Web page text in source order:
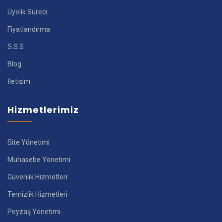
Üyelik Süreci
Fiyatlandırma
S.S.S
Blog
İletişim
Hizmetlerimiz
Site Yönetimi
Muhasebe Yönetimi
Güvenlik Hizmetleri
Temizlik Hizmetleri
Peyzaş Yönetimi